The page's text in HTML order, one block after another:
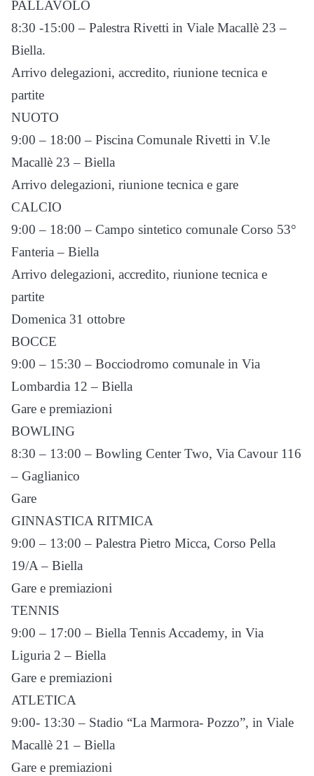
PALLAVOLO
8:30 -15:00 – Palestra Rivetti in Viale Macallè 23 –
Biella.
Arrivo delegazioni, accredito, riunione tecnica e
partite
NUOTO
9:00 – 18:00 – Piscina Comunale Rivetti in V.le
Macallè 23 – Biella
Arrivo delegazioni, riunione tecnica e gare
CALCIO
9:00 – 18:00 – Campo sintetico comunale Corso 53°
Fanteria – Biella
Arrivo delegazioni, accredito, riunione tecnica e
partite
Domenica 31 ottobre
BOCCE
9:00 – 15:30 – Bocciodromo comunale in Via
Lombardia 12 – Biella
Gare e premiazioni
BOWLING
8:30 – 13:00 – Bowling Center Two, Via Cavour 116
– Gaglianico
Gare
GINNASTICA RITMICA
9:00 – 13:00 – Palestra Pietro Micca, Corso Pella
19/A – Biella
Gare e premiazioni
TENNIS
9:00 – 17:00 – Biella Tennis Accademy, in Via
Liguria 2 – Biella
Gare e premiazioni
ATLETICA
9:00- 13:30 – Stadio “La Marmora- Pozzo”, in Viale
Macallè 21 – Biella
Gare e premiazioni